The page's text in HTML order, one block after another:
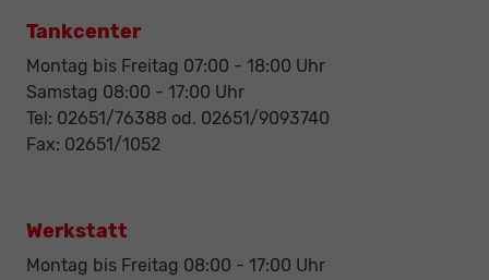
Tankcenter
Montag bis Freitag 07:00 - 18:00 Uhr
Samstag 08:00 - 17:00 Uhr
Tel: 02651/76388 od. 02651/9093740
Fax: 02651/1052
Werkstatt
Montag bis Freitag 08:00 - 17:00 Uhr